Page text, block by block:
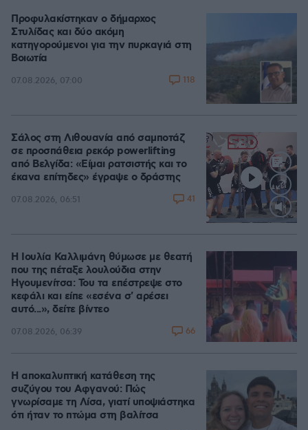
Προφυλακίστηκαν ο δήμαρχος
Στυλίδας και δύο ακόμη
κατηγορούμενοι για την πυρκαγιά στη
Βοιωτία
07.08.2026, 07:00 118
Loaded
Σάλος στη Λιθουανία από σαμποτάζ
σε προσπάθεια ρεκόρ powerlifting
από Βελγίδα: «Είμαι ρατσιστής και το
έκανα επίτηδες» έγραψε ο δράστης
07.08.2026, 06:51 41
Η Ιουλία Καλλιμάνη θύμωσε με θεατή
που της πέταξε λουλούδια στην
Ηγουμενίτσα: Του τα επέστρεψε στο
κεφάλι και είπε «εσένα σ' αρέσει
αυτό...», δείτε βίντεο
07.08.2026, 06:39 66
Η αποκαλυπτική κατάθεση της
συζύγου του Αφγανού: Πώς
γνωρίσαμε τη Λίσα, γιατί υποψιάστηκα
ότι ήταν το πτώμα στη βαλίτσα